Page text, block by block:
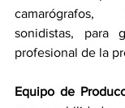
sonidistas, para
profesional de la
Equipo de